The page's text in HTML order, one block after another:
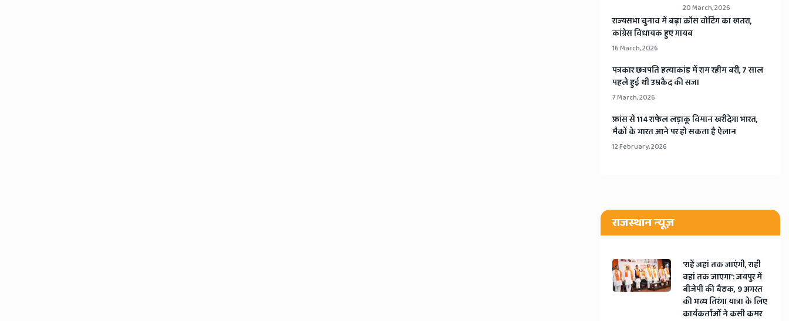
20 March, 2026
​राज्यसभा चुनाव में बढ़ा क्रॉस वोटिंग का खतरा,
कांग्रेस विधायक हुए गायब
16 March, 2026
​पत्रकार छत्रपति हत्याकांड में राम रहीम बरी, 7 साल
पहले हुई थी उम्रकैद की सजा
7 March, 2026
​फ्रांस से 114 राफेल लड़ाकू विमान खरीदेगा भारत,
मैक्रों के भारत आने पर हो सकता है ऐलान
12 February, 2026
राजस्थान न्यूज़
'राहें जहां तक जाएंगी, राही
वहां तक जाएगा': जयपुर में
बीजेपी की बैठक, 9 अगस्त
की भव्य तिरंगा यात्रा के लिए
कार्यकर्ताओं ने कसी कमर